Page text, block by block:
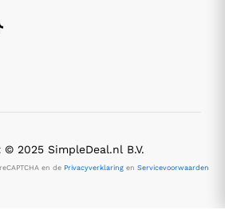
© 2025 SimpleDeal.nl B.V.
en de Privacyverklaring en Servicevoorwaarden